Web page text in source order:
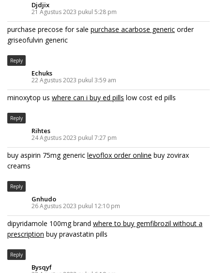
Djdjix
21 Agustus 2023 pukul 5:28 pm
purchase precose for sale purchase acarbose generic order
griseofulvin generic
Reply
Echuks
22 Agustus 2023 pukul 3:59 am
minoxytop us where can i buy ed pills low cost ed pills
Reply
Rihtes
24 Agustus 2023 pukul 7:27 pm
buy aspirin 75mg generic levoflox order online buy zovirax
creams
Reply
Gnhudo
26 Agustus 2023 pukul 12:10 pm
dipyridamole 100mg brand where to buy gemfibrozil without a
prescription buy pravastatin pills
Reply
Bysqyf